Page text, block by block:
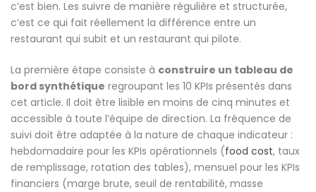
c’est bien. Les suivre de manière régulière et structurée,
c’est ce qui fait réellement la différence entre un
restaurant qui subit et un restaurant qui pilote.
La première étape consiste à construire un tableau de
bord synthétique regroupant les 10 KPIs présentés dans
cet article. Il doit être lisible en moins de cinq minutes et
accessible à toute l’équipe de direction. La fréquence de
suivi doit être adaptée à la nature de chaque indicateur :
hebdomadaire pour les KPIs opérationnels (food cost, taux
de remplissage, rotation des tables), mensuel pour les KPIs
financiers (marge brute, seuil de rentabilité, masse